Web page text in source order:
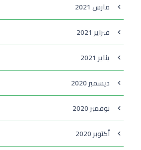
مارس 2021
فبراير 2021
يناير 2021
ديسمبر 2020
نوفمبر 2020
أكتوبر 2020